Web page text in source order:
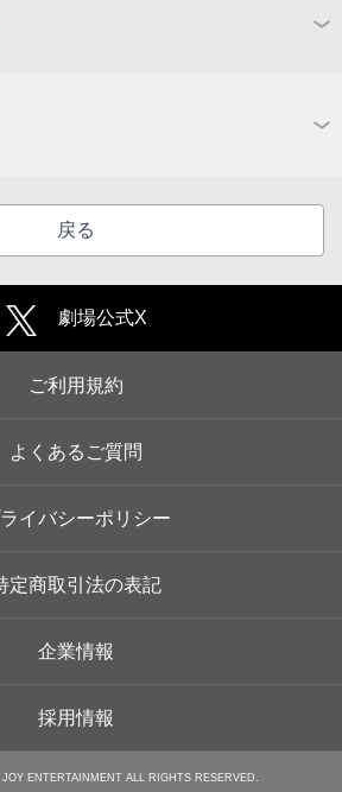
戻る
劇場公式X
ご利用規約
よくあるご質問
イバシーポリシー
定商取引法の表記
企業情報
採用情報
ENTERTAINMENT ALL RIGHTS RESERVED.